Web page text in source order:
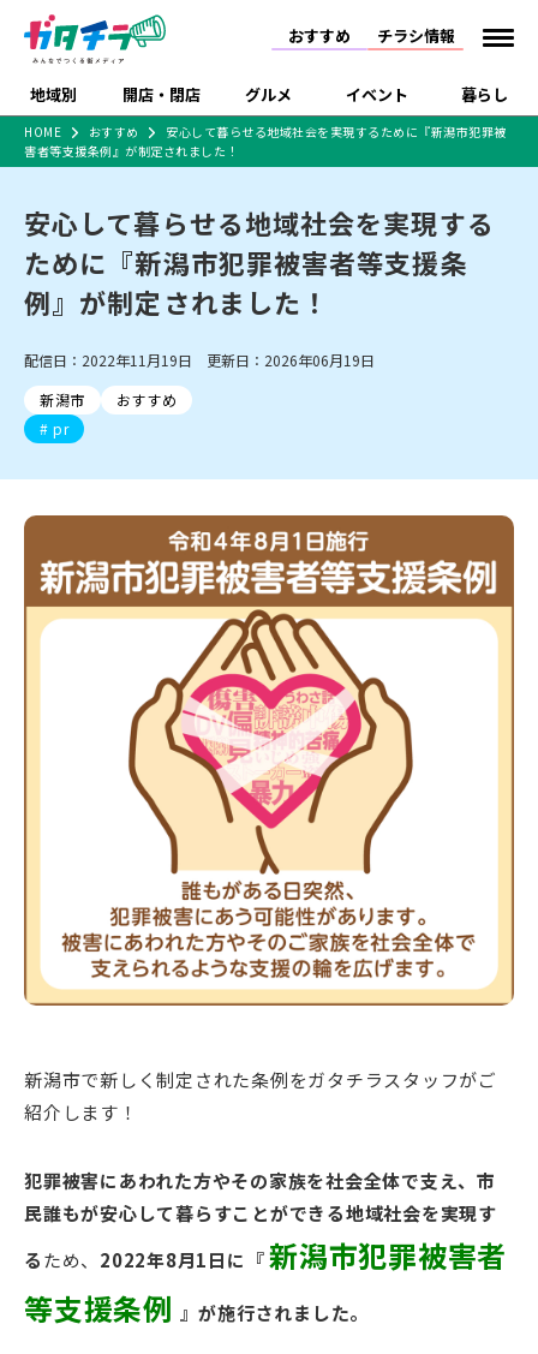
おすすめ チラシ情報
地域別 開店・閉店 グルメ イベント 暮らし
新潟市 下越
中越
佐渡
新潟市中央区 新潟市東区 新潟市西区
新潟市北区
新潟市江南区 新潟市秋葉区
村上・関川
新発田・聖籠
胎内・粟島
三条・加茂・田上
五泉・阿賀野・阿賀
燕・弥彦
小千谷・十日町・津南
魚沼・南魚沼・湯沢
柏崎・刈羽・出雲崎
上越・妙高・糸魚川
開店 閉店
リニューアル・移転 休業 開店まとめ
新潟市・開店
新潟市・閉店
長岡市・開店
長岡市・閉店
上越市・開店
ラーメン・開店
ラーメン・閉店
ラーメン 現地レポート
和食
スイーツ
ご当地グルメ 食べ歩き テイクアウト
季節・期間限定
居酒屋・バー 焼肉
パスタ
パン・ベーカリー
タレカツ・豚カツ
デカ盛り・大盛り
旨辛・激辛
定食・町定食 海鮮・鮨
そば・うどん
ワイン・クラフトビール
ビアガーデン・暑気払い
忘新年会・歓送迎会
体験・販売 祭り・伝統行事
趣味・展示会
スポーツ
セミナー・講演会 子ども向け 花火大会
入場無料
完成見学会 学生スポーツ
施設・ショップ
住宅メーカー・工務
店
食品メーカー・県産
習い事・塾 アパレル・雑貨
観光スポット
リラクゼーション・整体
スキー場
リユース・買取
病院・クリニック
イオンモール
ラブラ万代・ラブラ2
ビルボードプレイスBP
新潟伊勢丹
ピア万代
リバーサイド千秋
パティオPATIO
特売セール インタビュー
特集・まとめ記事
セツコママ ランキング 新潟人
キャンペーン
開店まとめ
閉店まとめ
ラーメンまとめ
食品スーパー・コンビ
ショッピングモール・
大型施設
ドラッグストア・ホーム
センター
ファッション 生活サービス
習い事・塾 通販・EC イベント
官公庁・自治体
新潟市 チラシ
長岡・見附 チラシ
上越・妙高・糸魚川 チラシ
注目 チラシ
週末セール
火曜セール
オープン・リニューアルセール
周年祭・感謝祭セール
年末・初売りセール
HOME おすすめ
安心して暮らせる地域社会を実現するために『新潟市犯罪被
害者等支援条例』が制定されました！
安心して暮らせる地域社会を実現する
ために『新潟市犯罪被害者等支援条
例』が制定されました！
配信日：2022年11月19日 更新日：2026年06月19日
新潟市
おすすめ
pr
新潟市で新しく制定された条例をガタチラスタッフがご
紹介します！
犯罪被害にあわれた方やその家族を社会全体で支え、市
民誰もが安心して暮らすことができる地域社会を実現す
るため、 2022年8月1日に『新潟市犯罪被害者
等支援条例 』が施行されました。